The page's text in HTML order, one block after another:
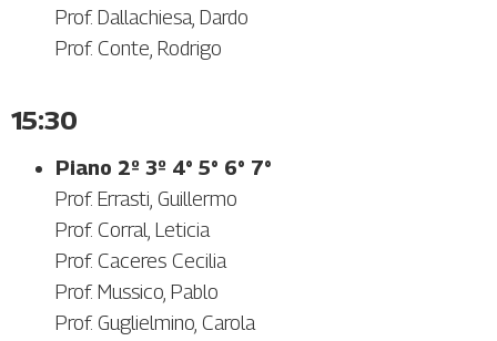
Prof. Dallachiesa, Dardo
Prof. Conte, Rodrigo
15:30
Piano 2º 3º 4° 5° 6° 7°
Prof. Errasti, Guillermo
Prof. Corral, Leticia
Prof. Caceres Cecilia
Prof. Mussico, Pablo
Prof. Guglielmino, Carola